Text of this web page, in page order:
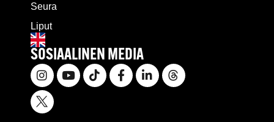
Seura
Liput
SOSIAALINEN MEDIA